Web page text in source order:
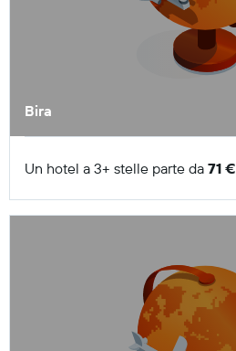
Bira
Un hotel a 3+ stelle parte da 71 €